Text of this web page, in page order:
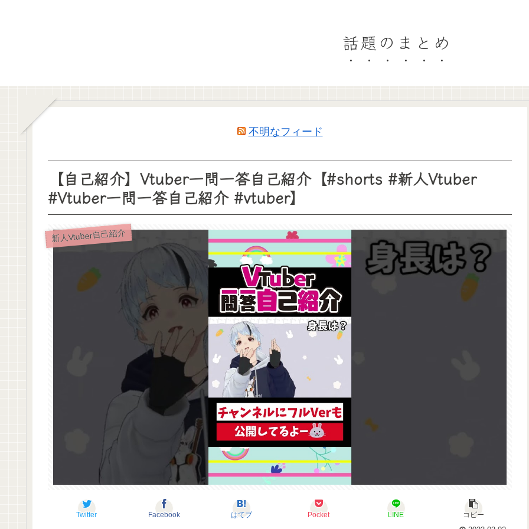
話題のまとめ
不明なフィード
【自己紹介】Vtuber一問一答自己紹介【#shorts #新人Vtuber​
#Vtuber一問一答自己紹介 #vtuber】
新人Vtuber自己紹介
Twitter Facebook はてブ Pocket LINE
コピー